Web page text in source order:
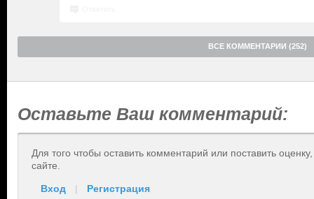
ВСЕ КОММЕНТАРИИ (252)
Оставьте Ваш комментарий:
Для того чтобы оставить комментарий или поставить
сайте.
Вход | Регистрация